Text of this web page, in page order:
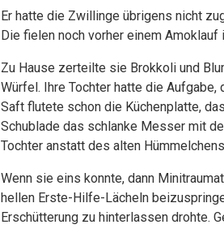
Er hatte die Zwillinge übrigens nicht
Die fielen noch vorher einem Amoklauf
Zu Hause zerteilte sie Brokkoli und
Würfel. Ihre Tochter hatte die Aufgabe,
Saft flutete schon die Küchenplatte,
Schublade das schlanke Messer mit
Tochter anstatt des alten
Wenn sie eins konnte, dann
hellen Erste-Hilfe-Lächeln
Erschütterung zu hinterlassen drohte.